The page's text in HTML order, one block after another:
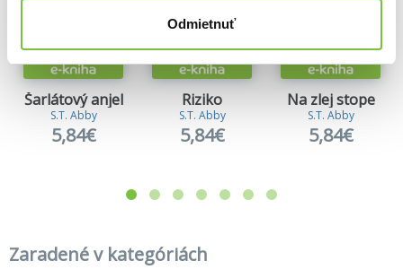
Odmietnuť
Šarlátový anjel
S.T. Abby
5,84€
Riziko
S.T. Abby
5,84€
Na zlej stope
S.T. Abby
5,84€
Zaradené v kategóriách